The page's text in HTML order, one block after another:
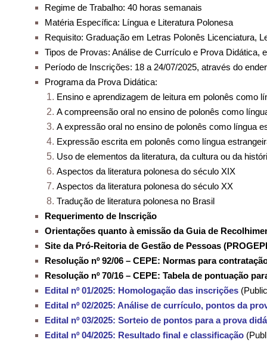
Regime de Trabalho: 40 horas semanais
Matéria Específica: Língua e Literatura Polonesa
Requisito: Graduação em Letras Polonês Licenciatura,
Tipos de Provas: Análise de Currículo e Prova Didática,
Período de Inscrições: 18 a 24/07/2025, através do
Programa da Prova Didática:
Ensino e aprendizagem de leitura em polonês como
A compreensão oral no ensino de polonês como
A expressão oral no ensino de polonês como língua
Expressão escrita em polonês como língua
Uso de elementos da literatura, da cultura ou da
Aspectos da literatura polonesa do século XIX
Aspectos da literatura polonesa do século XX
Tradução de literatura polonesa no Brasil
Requerimento de Inscrição
Orientações quanto à emissão da Guia de
Site da Pró-Reitoria de Gestão de Pessoas
Resolução nº 92/06 – CEPE: Normas para
Resolução nº 70/16 – CEPE: Tabela de pontuação
Edital nº 01/2025: Homologação das inscrições
Edital nº 02/2025: Análise de currículo, pontos da
Edital nº 03/2025: Sorteio de pontos para a prova
Edital nº 04/2025: Resultado final e classificação